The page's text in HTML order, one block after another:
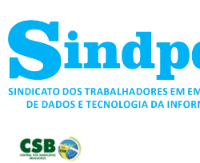
para
conteúdo